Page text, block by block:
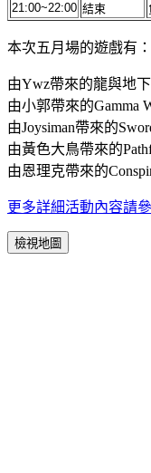
21:00~22:00 結束
本次五月場的遊戲有：
由Ywz帶來的龍與地
由小郭帶來的Gamma
由Joysiman帶來的
由黃色大鳥帶來的
由恩理克帶來的
更多詳細活動內容請
檢視地圖